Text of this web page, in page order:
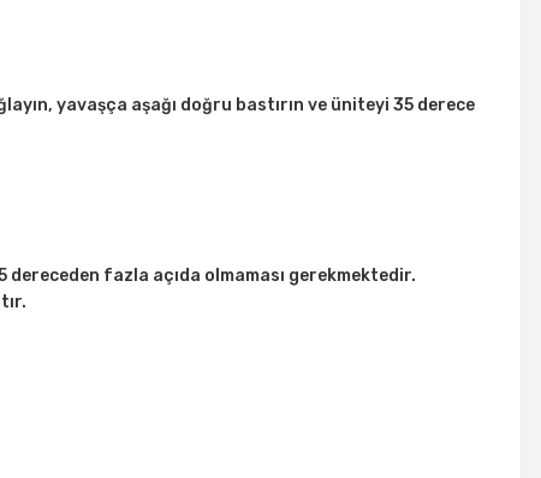
yavaşça aşağı doğru bastırın ve üniteyi 35 derece
dereceden fazla açıda olmaması gerekmektedir.